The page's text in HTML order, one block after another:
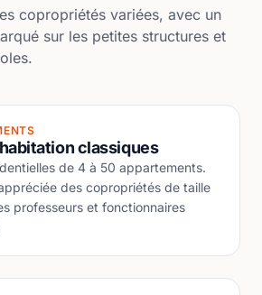
copropriétés variées, avec un
sur les petites structures et
classiques
de 4 à 50 appartements.
des copropriétés de taille
professeurs et fonctionnaires